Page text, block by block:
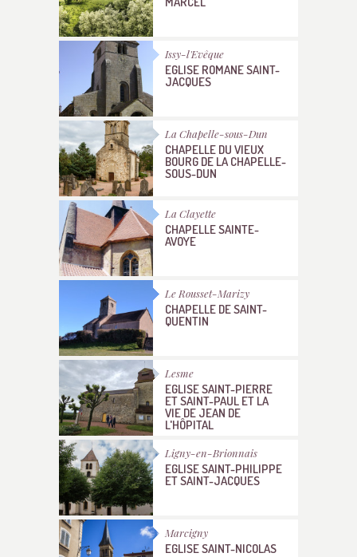
Issy-l'Evêque
EGLISE ROMANE SAINT-
JACQUES
La Chapelle-sous-Dun
CHAPELLE DU VIEUX
BOURG DE LA CHAPELLE-
SOUS-DUN
La Clayette
CHAPELLE SAINTE-
AVOYE
Le Rousset-Marizy
CHAPELLE DE SAINT-
QUENTIN
Lesme
EGLISE SAINT-PIERRE
ET SAINT-PAUL ET LA
VIE DE JEAN DE
L'HÔPITAL
Ligny-en-Brionnais
EGLISE SAINT-PHILIPPE
ET SAINT-JACQUES
Marcigny
EGLISE SAINT-NICOLAS